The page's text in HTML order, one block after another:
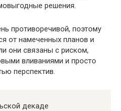
решения.
противоречивой, поэтому
от намеченных планов и
они связаны с риском,
вливаниями и просто
перспектив.
декаде